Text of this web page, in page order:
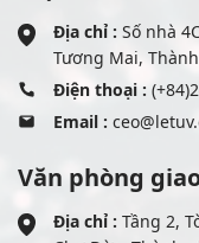
Địa chỉ : Số nhà
Tương Mai,
Điện thoại :
Email :
Văn phòng
Địa chỉ : Tầng 2,